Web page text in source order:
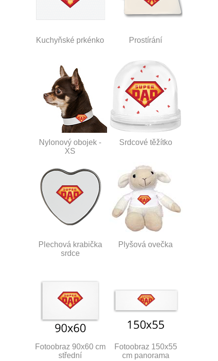
Kuchyňské prkénko Prostírání
Nylonový obojek -
XS
Srdcové těžítko
Plechová krabička
srdce
Plyšová ovečka
Fotoobraz 90x60 cm
střední
Fotoobraz 150x55
cm panorama